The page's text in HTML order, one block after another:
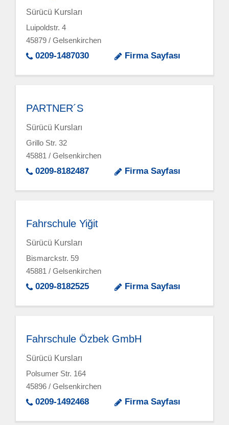
Sürücü Kursları
Luipoldstr. 4
45879 / Gelsenkirchen
0209-1487030 Firma Sayfası
PARTNER´S
Sürücü Kursları
Grillo Str. 32
45881 / Gelsenkirchen
0209-8182487 Firma Sayfası
Fahrschule Yiğit
Sürücü Kursları
Bismarckstr. 59
45881 / Gelsenkirchen
0209-8182525 Firma Sayfası
Fahrschule Özbek GmbH
Sürücü Kursları
Polsumer Str. 164
45896 / Gelsenkirchen
0209-1492468 Firma Sayfası